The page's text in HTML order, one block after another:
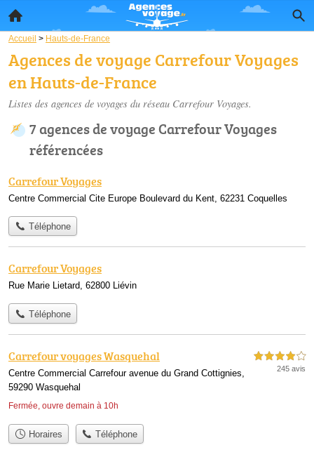
Accueil > Hauts-de-France
Agences de voyage Carrefour Voyages
en Hauts-de-France
Listes des agences de voyages du réseau Carrefour Voyages.
7 agences de voyage Carrefour Voyages
référencées
Carrefour Voyages
Centre Commercial Cite Europe Boulevard du Kent, 62231 Coquelles
Téléphone
Carrefour Voyages
Rue Marie Lietard, 62800 Liévin
Téléphone
Carrefour voyages Wasquehal
Centre Commercial Carrefour avenue du Grand Cottignies,
59290 Wasquehal
Fermée, ouvre demain à 10h
4,0 étoiles sur 5
245 avis
Horaires Téléphone